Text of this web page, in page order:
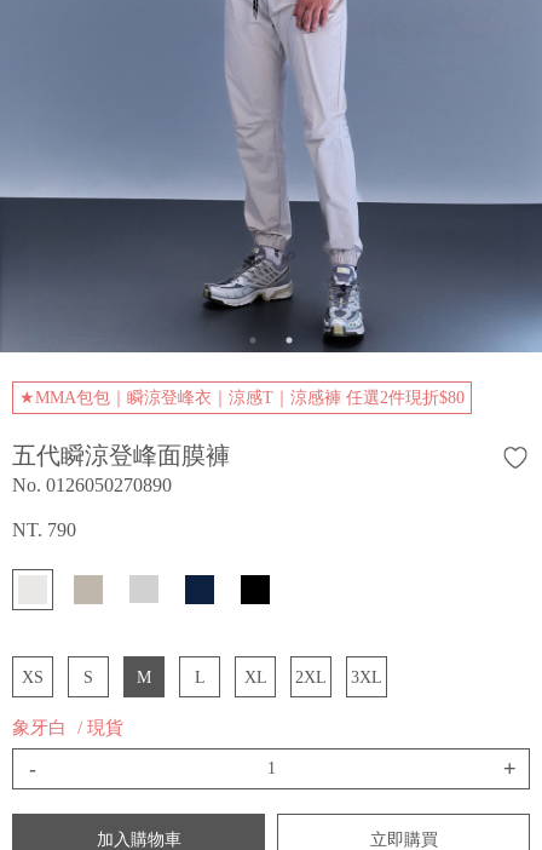
★MMA包包｜瞬涼登峰衣｜涼感T｜涼感褲 任選2件現折$80
五代瞬涼登峰面膜褲
No. 0126050270890
NT. 790
XS S M L XL 2XL 3XL
象牙白 / 現貨
- +
加入購物車 立即購買